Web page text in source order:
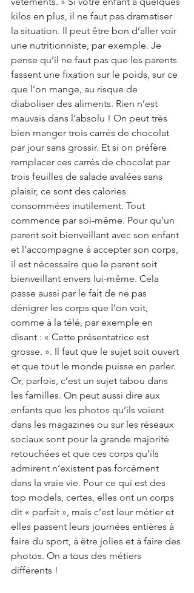
kilos en plus, il ne faut pas dramatiser
la situation. Il peut être bon d’aller voir
une nutritionniste, par exemple. Je
pense qu’il ne faut pas que les parents
fassent une fixation sur le poids, sur ce
que l’on mange, au risque de
diaboliser des aliments. Rien n’est
mauvais dans l’absolu ! On peut très
bien manger trois carrés de chocolat
par jour sans grossir. Et si on préfère
remplacer ces carrés de chocolat par
trois feuilles de salade avalées sans
plaisir, ce sont des calories
consommées inutilement. Tout
commence par soi-même. Pour qu’un
parent soit bienveillant avec son enfant
et l’accompagne à accepter son corps,
il est nécessaire que le parent soit
bienveillant envers lui-même. Cela
passe aussi par le fait de ne pas
dénigrer les corps que l’on voit,
comme à la télé, par exemple en
disant : « Cette présentatrice est
grosse. ». Il faut que le sujet soit ouvert
et que tout le monde puisse en parler.
Or, parfois, c’est un sujet tabou dans
les familles. On peut aussi dire aux
enfants que les photos qu’ils voient
dans les magazines ou sur les réseaux
sociaux sont pour la grande majorité
retouchées et que ces corps qu’ils
admirent n’existent pas forcément
dans la vraie vie. Pour ce qui est des
top models, certes, elles ont un corps
dit « parfait », mais c’est leur métier et
elles passent leurs journées entières à
faire du sport, à être jolies et à faire des
photos. On a tous des métiers
différents !